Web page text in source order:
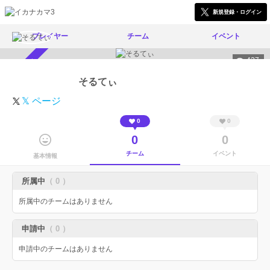
新規登録・ログイン
プレイヤー チーム イベント
427
そるてぃ
𝕏 ページ
基本情報
0
0
チーム
0
0
イベント
所属中 （ 0 ）
所属中のチームはありません
申請中 （ 0 ）
申請中のチームはありません